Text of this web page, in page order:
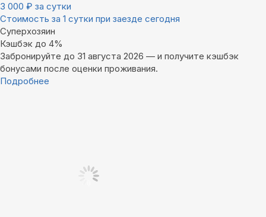
3 000 ₽ за сутки
Стоимость за 1 сутки при заезде сегодня
Суперхозяин
Кэшбэк до 4%
Забронируйте до 31 августа 2026 — и получите кэшбэк
бонусами после оценки проживания.
Подробнее